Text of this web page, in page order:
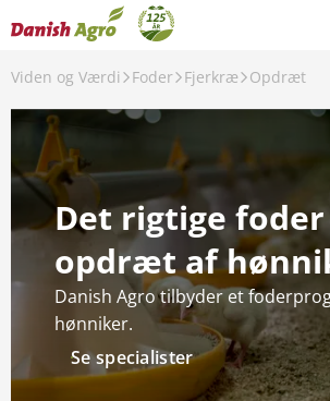
Viden og Værdi Foder Fjerkræ Opdræt
Det rigtige
opdræt af
Danish Agro tilbyder et
hønniker.
Se specialister
Tilbage
Fjerkræ